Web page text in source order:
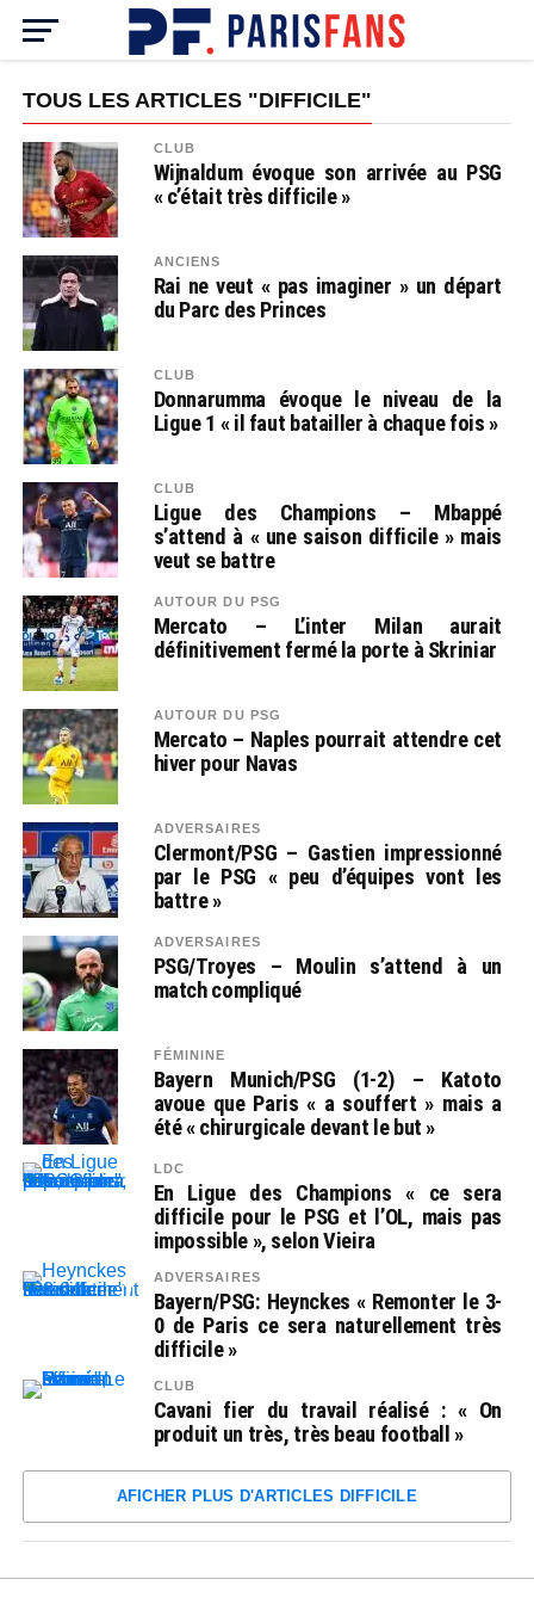
TOUS LES ARTICLES "DIFFICILE"
CLUB
Wijnaldum évoque son arrivée au PSG
« c’était très difficile »
ANCIENS
Rai ne veut « pas imaginer » un départ
du Parc des Princes
CLUB
Donnarumma évoque le niveau de la
Ligue 1 « il faut batailler à chaque fois »
CLUB
Ligue des Champions – Mbappé
s’attend à « une saison difficile » mais
veut se battre
AUTOUR DU PSG
Mercato – L’inter Milan aurait
définitivement fermé la porte à Skriniar
AUTOUR DU PSG
Mercato – Naples pourrait attendre cet
hiver pour Navas
ADVERSAIRES
Clermont/PSG – Gastien impressionné
par le PSG « peu d’équipes vont les
battre »
ADVERSAIRES
PSG/Troyes – Moulin s’attend à un
match compliqué
FÉMININE
Bayern Munich/PSG (1-2) – Katoto
avoue que Paris « a souffert » mais a
été « chirurgicale devant le but »
LDC
En Ligue des Champions « ce sera
difficile pour le PSG et l’OL, mais pas
impossible », selon Vieira
ADVERSAIRES
Bayern/PSG: Heynckes « Remonter le 3-
0 de Paris ce sera naturellement très
difficile »
CLUB
Cavani fier du travail réalisé : « On
produit un très, très beau football »
AFICHER PLUS D'ARTICLES DIFFICILE